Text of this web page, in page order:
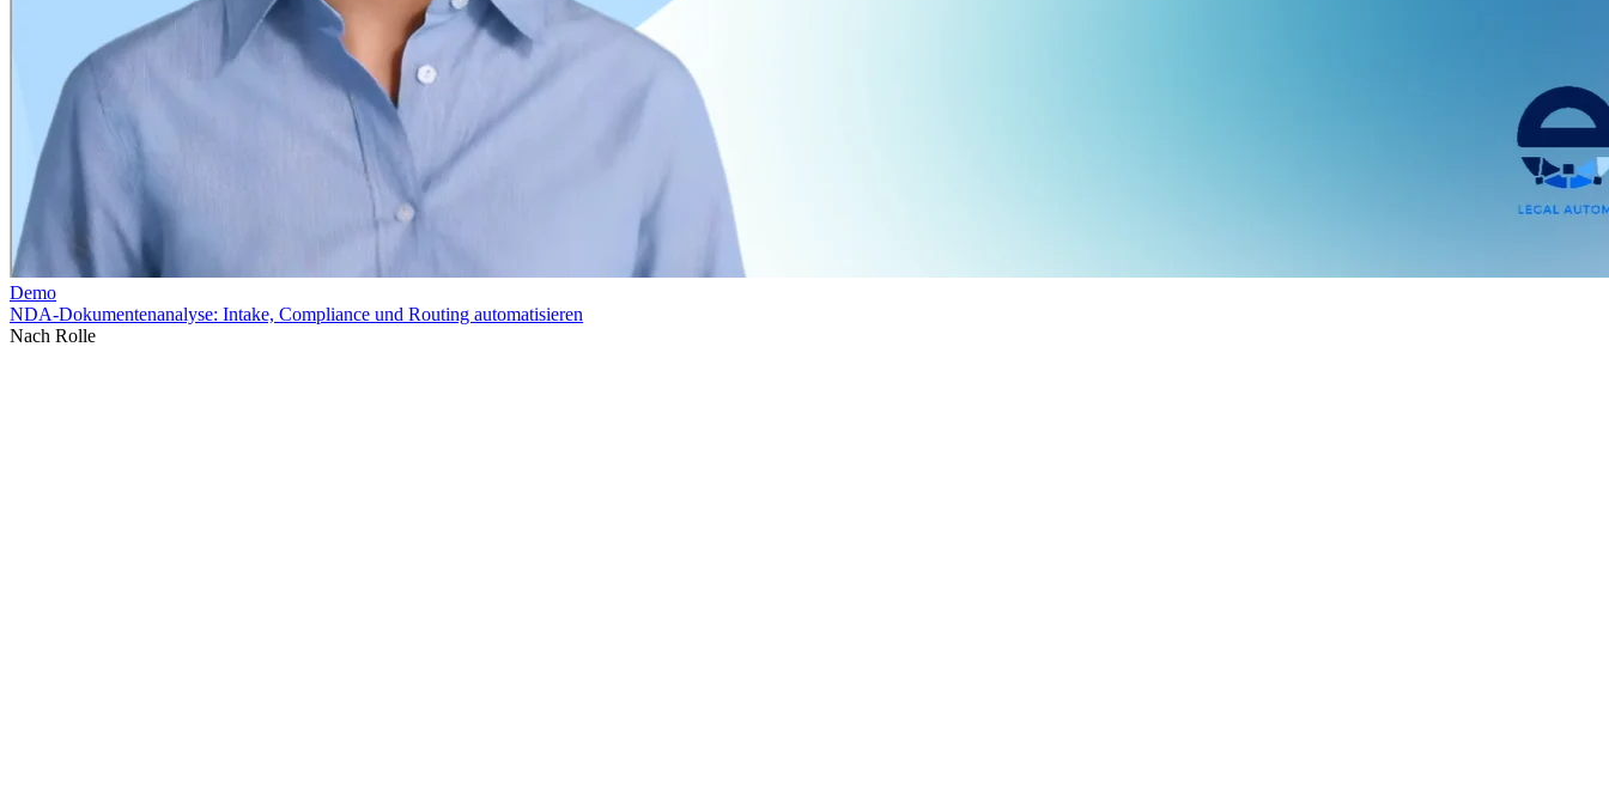
Nach Rolle